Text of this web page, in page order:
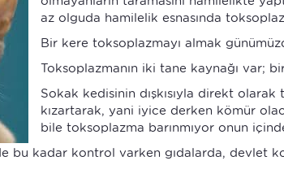
az olguda hamilelik esnasında
Bir kere toksoplazmayı almak
Toksoplazmanın iki tane kaynağı var;
Sokak kedisinin dışkısıyla direkt
kızartarak, yani iyice derken kömür
bile toksoplazma barınmıyor onun
bu kadar kontrol varken gıdalarda, devlet